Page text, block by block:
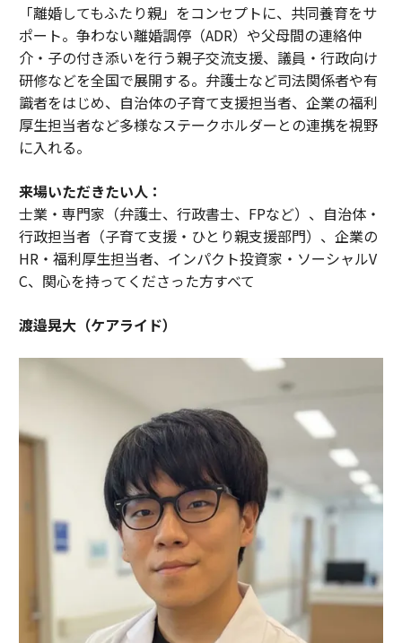
「離婚してもふたり親」をコンセプトに、共同養育をサ
ポート。争わない離婚調停（ADR）や父母間の連絡仲
介・子の付き添いを行う親子交流支援、議員・行政向け
研修などを全国で展開する。弁護士など司法関係者や有
識者をはじめ、自治体の子育て支援担当者、企業の福利
厚生担当者など多様なステークホルダーとの連携を視野
に入れる。
来場いただきたい人：
士業・専門家（弁護士、行政書士、FPなど）、自治体・
行政担当者（子育て支援・ひとり親支援部門）、企業の
HR・福利厚生担当者、インパクト投資家・ソーシャルV
C、関心を持ってくださった方すべて
渡邉晃大（ケアライド）